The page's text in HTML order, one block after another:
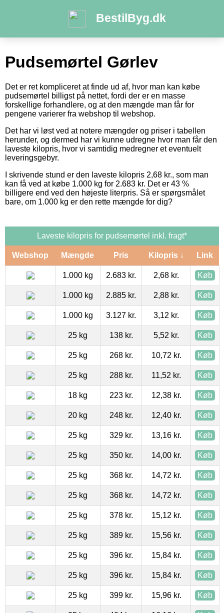
BestilByg.dk
Pudsemørtel Gørlev
Det er ret kompliceret at finde ud af, hvor man kan købe
pudsemørtel billigst på nettet, fordi der er en masse
forskellige forhandlere, og at den mængde man får for
pengene varierer fra webshop til webshop.
Det har vi løst ved at notere mængder og priser i tabellen
herunder, og dermed har vi kunne udregne hvor man får den
laveste kilopris, hvor vi samtidig medregner et eventuelt
leveringsgebyr.
I skrivende stund er den laveste kilopris 2,68 kr., som man
kan få ved at købe 1.000 kg for 2.683 kr. Det er 43 %
billigere end ved den højeste literpris. Så er spørgsmålet
bare, om 1.000 kg er den rette mængde for dig?
Laveste kilopris for pudsemørtel inkl. fragt*
Webshop Mængde Pris Kilopris ↓ Link
1.000 kg 2.683 kr. 2,68 kr. Køb
1.000 kg 2.885 kr. 2,88 kr. Køb
1.000 kg 3.127 kr. 3,12 kr. Køb
25 kg 138 kr. 5,52 kr. Køb
25 kg 268 kr. 10,72 kr. Køb
25 kg 288 kr. 11,52 kr. Køb
18 kg 223 kr. 12,38 kr. Køb
20 kg 248 kr. 12,40 kr. Køb
25 kg 329 kr. 13,16 kr. Køb
25 kg 350 kr. 14,00 kr. Køb
25 kg 368 kr. 14,72 kr. Køb
25 kg 368 kr. 14,72 kr. Køb
25 kg 378 kr. 15,12 kr. Køb
25 kg 389 kr. 15,56 kr. Køb
25 kg 396 kr. 15,84 kr. Køb
25 kg 396 kr. 15,84 kr. Køb
25 kg 399 kr. 15,96 kr. Køb